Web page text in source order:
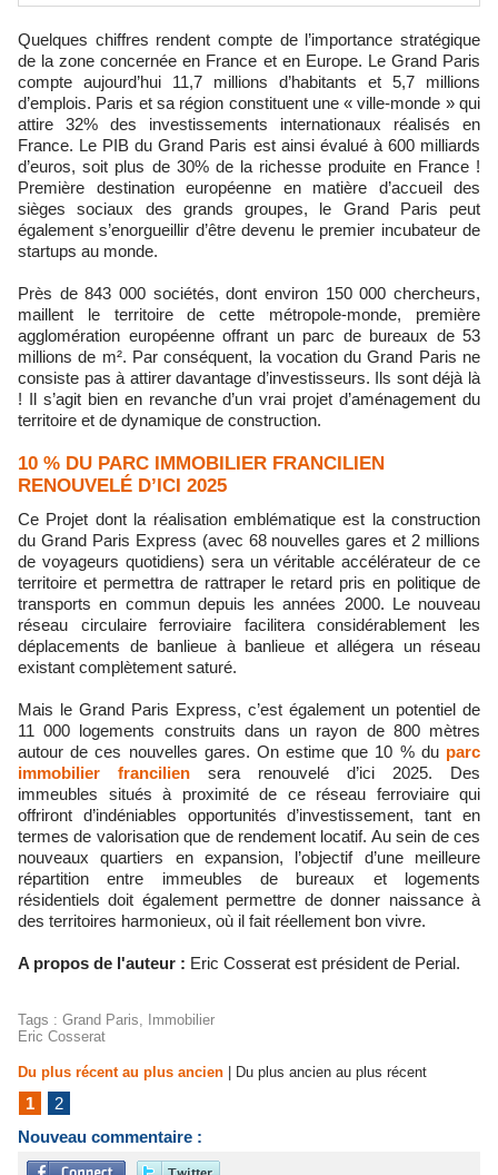
Quelques chiffres rendent compte de l’importance stratégique
de la zone concernée en France et en Europe. Le Grand Paris
compte aujourd’hui 11,7 millions d’habitants et 5,7 millions
d’emplois. Paris et sa région constituent une « ville-monde » qui
attire 32% des investissements internationaux réalisés en
France. Le PIB du Grand Paris est ainsi évalué à 600 milliards
d’euros, soit plus de 30% de la richesse produite en France !
Première destination européenne en matière d’accueil des
sièges sociaux des grands groupes, le Grand Paris peut
également s’enorgueillir d’être devenu le premier incubateur de
startups au monde.
Près de 843 000 sociétés, dont environ 150 000 chercheurs,
maillent le territoire de cette métropole-monde, première
agglomération européenne offrant un parc de bureaux de 53
millions de m². Par conséquent, la vocation du Grand Paris ne
consiste pas à attirer davantage d’investisseurs. Ils sont déjà là
! Il s’agit bien en revanche d’un vrai projet d’aménagement du
territoire et de dynamique de construction.
10 % DU PARC IMMOBILIER FRANCILIEN
RENOUVELÉ D’ICI 2025
Ce Projet dont la réalisation emblématique est la construction
du Grand Paris Express (avec 68 nouvelles gares et 2 millions
de voyageurs quotidiens) sera un véritable accélérateur de ce
territoire et permettra de rattraper le retard pris en politique de
transports en commun depuis les années 2000. Le nouveau
réseau circulaire ferroviaire facilitera considérablement les
déplacements de banlieue à banlieue et allégera un réseau
existant complètement saturé.
Mais le Grand Paris Express, c’est également un potentiel de
11 000 logements construits dans un rayon de 800 mètres
autour de ces nouvelles gares. On estime que 10 % du parc
immobilier francilien sera renouvelé d’ici 2025. Des
immeubles situés à proximité de ce réseau ferroviaire qui
offriront d’indéniables opportunités d’investissement, tant en
termes de valorisation que de rendement locatif. Au sein de ces
nouveaux quartiers en expansion, l’objectif d’une meilleure
répartition entre immeubles de bureaux et logements
résidentiels doit également permettre de donner naissance à
des territoires harmonieux, où il fait réellement bon vivre.
A propos de l'auteur : Eric Cosserat est président de Perial.
Tags : Grand Paris,
Immobilier
Eric Cosserat
Du plus récent au plus ancien Du plus ancien au plus récent
1
2
Nouveau commentaire :